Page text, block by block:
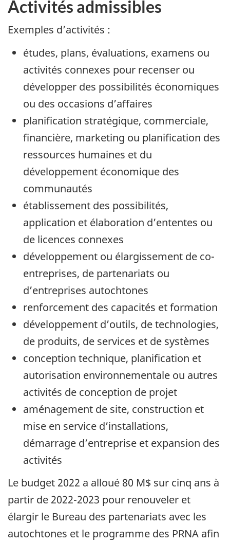
Activités admissibles
Exemples d’activités :
études, plans, évaluations, examens ou
activités connexes pour recenser ou
développer des possibilités économiques
ou des occasions d’affaires
planification stratégique, commerciale,
financière, marketing ou planification des
ressources humaines et du
développement économique des
communautés
établissement des possibilités,
application et élaboration d’ententes ou
de licences connexes
développement ou élargissement de co-
entreprises, de partenariats ou
d’entreprises autochtones
renforcement des capacités et formation
développement d’outils, de technologies,
de produits, de services et de systèmes
conception technique, planification et
autorisation environnementale ou autres
activités de conception de projet
aménagement de site, construction et
mise en service d’installations,
démarrage d’entreprise et expansion des
activités
Le budget 2022 a alloué 80 M$ sur cinq ans à
partir de 2022-2023 pour renouveler et
élargir le Bureau des partenariats avec les
autochtones et le programme des PRNA afin